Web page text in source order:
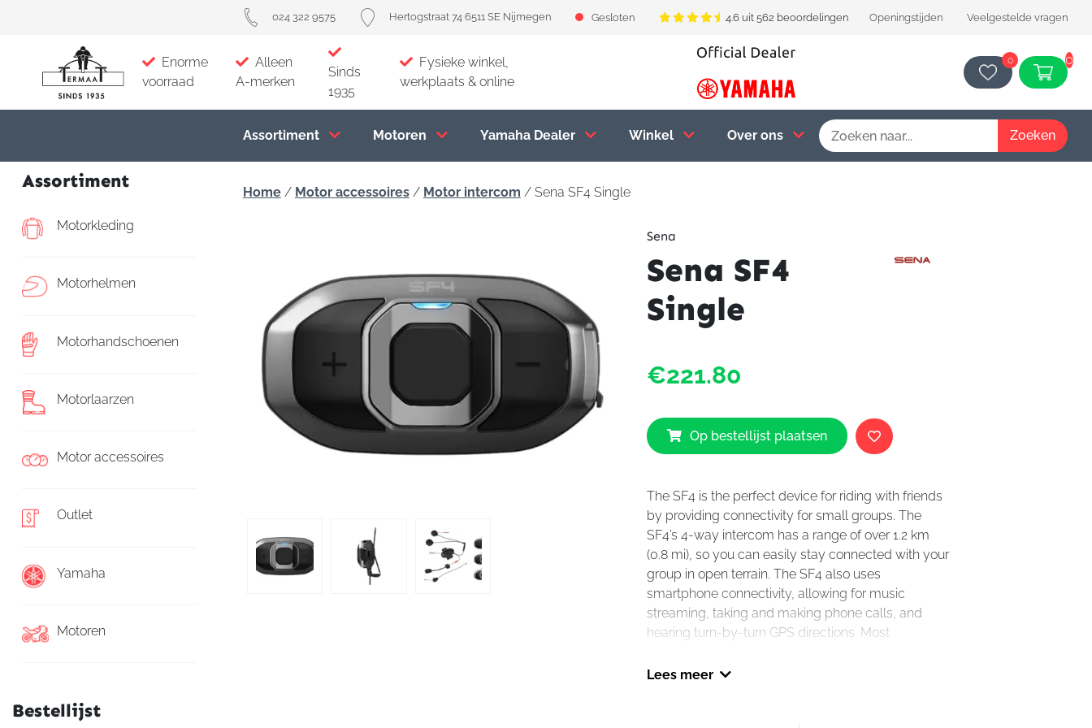
024 322 9575 Hertogstraat 74 6511 SE Nijmegen Gesloten 4.6 uit 562 beoordelingen Openingstijden Veelgestelde vragen
Enorme
voorraad
Alleen
A-merken
Sinds
1935
Fysieke winkel,
werkplaats & online
0 0
Assortiment Motoren Yamaha Dealer Winkel Over ons
Assortiment
Motorkleding
Motorhelmen
Motorhandschoenen
Motorlaarzen
Motor accessoires
Outlet
Yamaha
Motoren
Bestellijst
Home/ Motor accessoires/ Motor intercom / Sena SF4 Single
Sena
Sena SF4
Single
€221.80
Op bestellijst plaatsen
The SF4 is the perfect device for riding with friends
by providing connectivity for small groups. The
SF4’s 4-way intercom has a range of over 1.2 km
(0.8 mi), so you can easily stay connected with your
group in open terrain. The SF4 also uses
smartphone connectivity, allowing for music
streaming, taking and making phone calls, and
hearing turn-by-turn GPS directions. Most
intercom simultaneously, using the Audio
Lees meer